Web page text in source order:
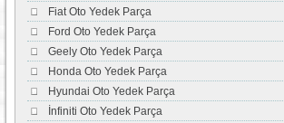
Fiat Oto Yedek Parça
Ford Oto Yedek Parça
Geely Oto Yedek Parça
Honda Oto Yedek Parça
Hyundai Oto Yedek Parça
İnfiniti Oto Yedek Parça